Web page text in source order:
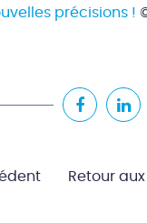
précisions !
Retour